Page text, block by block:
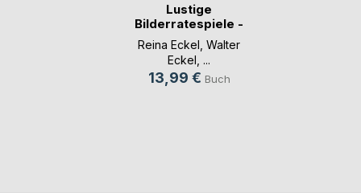
Lustige
Bilderratespiele -
Band D:(...)
Reina Eckel Walter
Eckel , ...
13,99 € Buch